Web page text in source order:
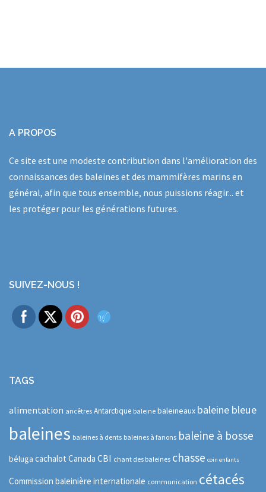
A PROPOS
Ce site est une modeste contribution dans l'amélioration des
connaissances des baleines et des mammifères marins en
général, afin que tous ensemble, nous puissions réagir... et
les protéger pour les générations futures.
SUIVEZ-NOUS !
TAGS
alimentation ancêtres Antarctique baleine baleineaux baleine bleue
baleines baleines à dents baleines à fanons baleine à bosse
béluga cachalot Canada CBI chant des baleines chasse coin enfants
Commission baleinière internationale communication cétacés